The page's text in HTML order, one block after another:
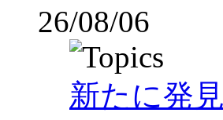
26/08/06
新たに発